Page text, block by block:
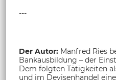
---
Der Autor: Manfred Ries
Bankausbildung – der
Dem folgten Tätigkeiten
und im Devisenhandel